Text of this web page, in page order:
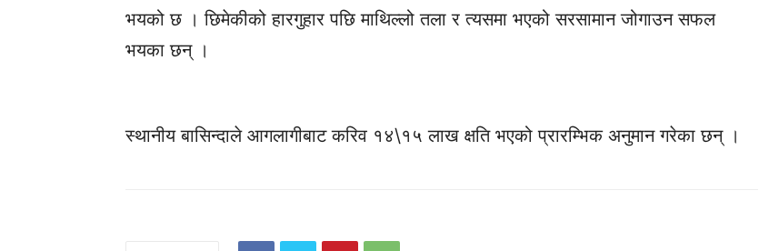
भयको छ । छिमेकीको हारगुहार पछि माथिल्लो तला र त्यसमा भएको सरसामान जोगाउन सफल
भयका छन् ।
स्थानीय बासिन्दाले आगलागीबाट करिव १४\१५ लाख क्षति भएको प्रारम्भिक अनुमान गरेका छन् ।